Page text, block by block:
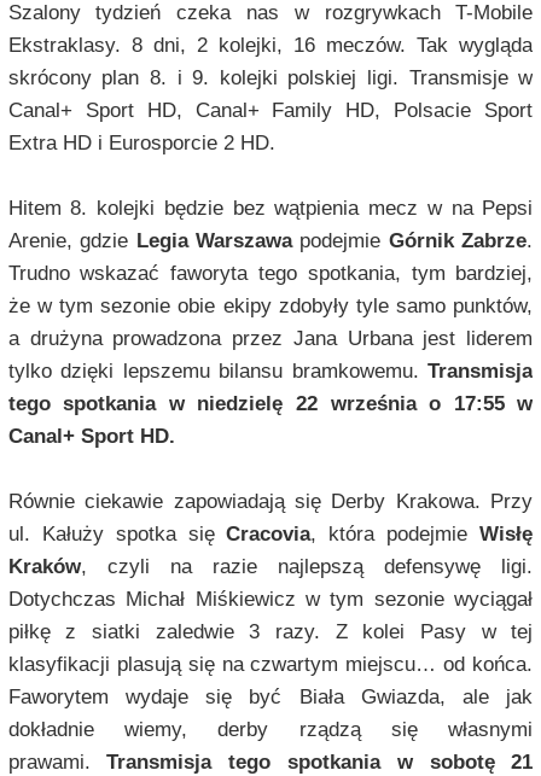
Szalony tydzień czeka nas w rozgrywkach T-Mobile
Ekstraklasy. 8 dni, 2 kolejki, 16 meczów. Tak wygląda
skrócony plan 8. i 9. kolejki polskiej ligi. Transmisje w
Canal+ Sport HD, Canal+ Family HD, Polsacie Sport
Extra HD i Eurosporcie 2 HD.
Hitem 8. kolejki będzie bez wątpienia mecz w na Pepsi
Arenie, gdzie Legia Warszawapodejmie Górnik Zabrze.
Trudno wskazać faworyta tego spotkania, tym bardziej,
że w tym sezonie obie ekipy zdobyły tyle samo punktów,
a drużyna prowadzona przez Jana Urbana jest liderem
tylko dzięki lepszemu bilansu bramkowemu.Transmisja
tego spotkania w niedzielę 22 września o 17:55 w
Canal+ Sport HD.
Równie ciekawie zapowiadają się Derby Krakowa. Przy
ul. Kałuży spotka sięCracovia, która podejmieWisłę
Kraków, czyli na razie najlepszą defensywę ligi.
Dotychczas Michał Miśkiewicz w tym sezonie wyciągał
piłkę z siatki zaledwie 3 razy. Z kolei
Pasyw tej
klasyfikacji plasują się na czwartym miejscu… od końca.
Faworytem wydaje się być
Biała Gwiazda, ale jak
dokładnie wiemy, derby rządzą się własnymi
prawami.Transmisja tego spotkania w sobotę 21